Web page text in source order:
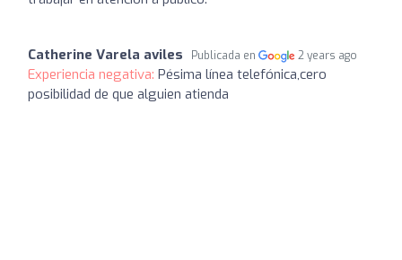
Catherine Varela aviles Publicada en 2 years ago
Experiencia negativa: Pésima línea telefónica,cero
posibilidad de que alguien atienda